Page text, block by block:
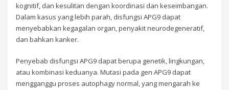
kognitif, dan kesulitan dengan koordinasi dan keseimbangan.
Dalam kasus yang lebih parah, disfungsi APG9 dapat
menyebabkan kegagalan organ, penyakit neurodegeneratif,
dan bahkan kanker.
Penyebab disfungsi APG9 dapat berupa genetik, lingkungan,
atau kombinasi keduanya. Mutasi pada gen APG9 dapat
mengganggu proses autophagy normal, yang mengarah ke